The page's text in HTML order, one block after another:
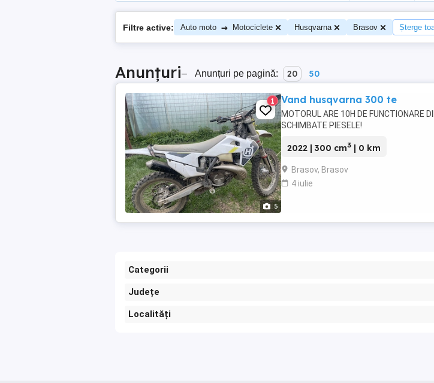
Filtre active: Auto moto → Motociclete Husqvarna Brasov Șterge
Anunțuri– Anunțuri pe pagină: 20 50
5
1 Vand husqvarna 300 te
MOTORUL ARE 10H DE FUNCTIONARE
SCHIMBATE PIESELE!
2022 | 300 cm3 | 0 km
Brasov, Brasov
4 iulie
Categorii
Județe
Localități